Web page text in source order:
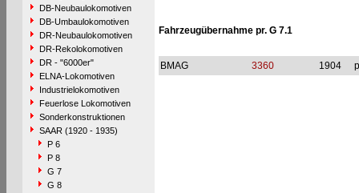
DB-Neubaulokomotiven
DB-Umbaulokomotiven
DR-Neubaulokomotiven
DR-Rekolokomotiven
DR - "6000er"
ELNA-Lokomotiven
Industrielokomotiven
Feuerlose Lokomotiven
Sonderkonstruktionen
SAAR (1920 - 1935)
P 6
P 8
G 7
G 8
Fahrzeugübernahme pr. G 7.1
BMAG 3360 1904